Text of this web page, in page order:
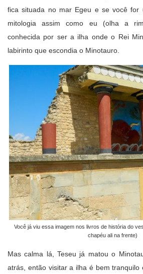
fica situada no mar Egeu e se você for
mitologia assim como eu (olha a
conhecida por ser a ilha onde o Rei
labirinto que escondia o Minotauro.
Você já viu essa imagem nos livros de história do
chapéu ali na frente)
Mas calma lá, Teseu já matou o
atrás, então visitar a ilha é bem tranquilo